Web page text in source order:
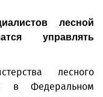
лесной
управлять
лесного
в Федеральном